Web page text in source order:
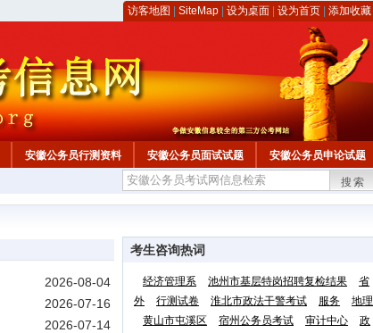
访客地图 SiteMap 设为桌面 设为首页 添加收藏
安徽公务员行测资料 安徽公务员面试试题 安徽公务员申论试题
搜索
2026-08-04
2026-07-16
2026-07-14
考生咨询热词
经济管理系 池州市基层特岗招聘复检结果
省
外
行测试卷 淮北市政法干警考试 服务
地理
黄山市屯溪区
宿州公务员考试 审计中心
政